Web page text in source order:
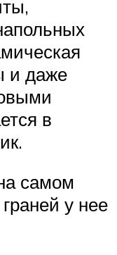
и даже
в
самом
у нее